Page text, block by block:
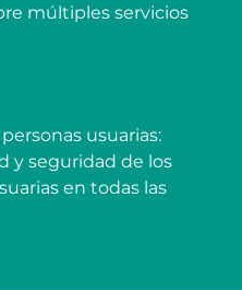
múltiples servicios
usuarias:
y seguridad de los
en todas las